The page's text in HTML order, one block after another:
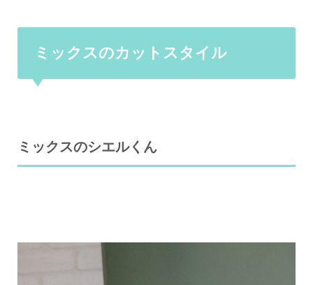
ミックスのカットスタイル
ミックスのシエルくん